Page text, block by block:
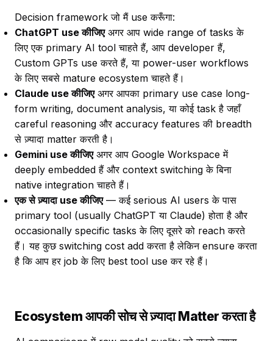
Decision framework जो मैं use करूँगा:
ChatGPT use कीजिएअगर आप wide range of tasks के
लिए एक primary AI tool चाहते हैं, आप developer हैं,
Custom GPTs use करते हैं, या power-user workflows
के लिए सबसे mature ecosystem चाहते हैं।
Claude use कीजिएअगर आपका primary use case long-
form writing, document analysis, या कोई task है जहाँ
careful reasoning और accuracy features की breadth
से ज़्यादा matter करती है।
Gemini use कीजिएअगर आप Google Workspace में
deeply embedded हैं और context switching के बिना
native integration चाहते हैं।
एक से ज़्यादा use कीजिए— कई serious AI users के पास
primary tool (usually ChatGPT या Claude) होता है और
occasionally specific tasks के लिए दूसरे को reach करते
हैं। यह कुछ switching cost add करता है लेकिन ensure करता
है कि आप हर job के लिए best tool use कर रहे हैं।
Ecosystem आपकी सोच से ज़्यादा Matter करता है